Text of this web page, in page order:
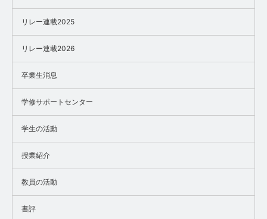
リレー連載2025
リレー連載2026
卒業生消息
学修サポートセンター
学生の活動
授業紹介
教員の活動
書評